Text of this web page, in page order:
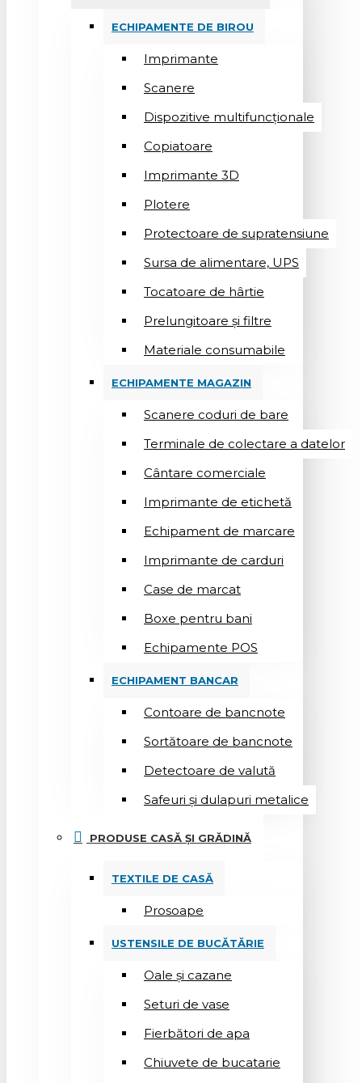
ECHIPAMENTE DE BIROU
Imprimante
Scanere
Dispozitive multifuncționale
Copiatoare
Imprimante 3D
Plotere
Protectoare de supratensiune
Sursa de alimentare, UPS
Tocatoare de hârtie
Prelungitoare și filtre
Materiale consumabile
ECHIPAMENTE MAGAZIN
Scanere coduri de bare
Terminale de colectare a datelor
Cântare comerciale
Imprimante de etichetă
Echipament de marcare
Imprimante de carduri
Case de marcat
Boxe pentru bani
Echipamente POS
ECHIPAMENT BANCAR
Contoare de bancnote
Sortătoare de bancnote
Detectoare de valută
Safeuri și dulapuri metalice
PRODUSE CASĂ ȘI GRĂDINĂ
TEXTILE DE CASĂ
Prosoape
USTENSILE DE BUCĂTĂRIE
Oale și cazane
Seturi de vase
Fierbători de apa
Chiuvete de bucatarie